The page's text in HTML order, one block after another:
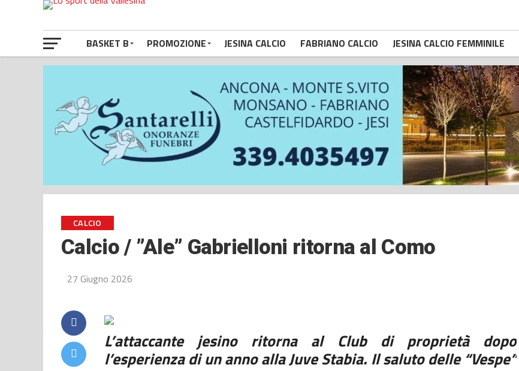
BASKET B PROMOZIONE JESINA CALCIO FABRIANO CALCIO JESINA CALCIO FEMMINILE
CALCIO
Calcio / ”Ale” Gabrielloni ritorna al Como
27 Giugno 2026
L’attaccante jesino ritorna al Club di proprietà dopo
l’esperienza di un anno alla Juve Stabia. Il saluto delle “Vespe”